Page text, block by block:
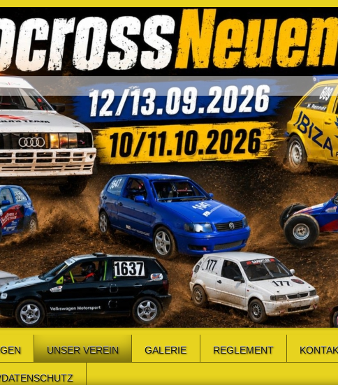
UNSER VEREIN GALERIE REGLEMENT